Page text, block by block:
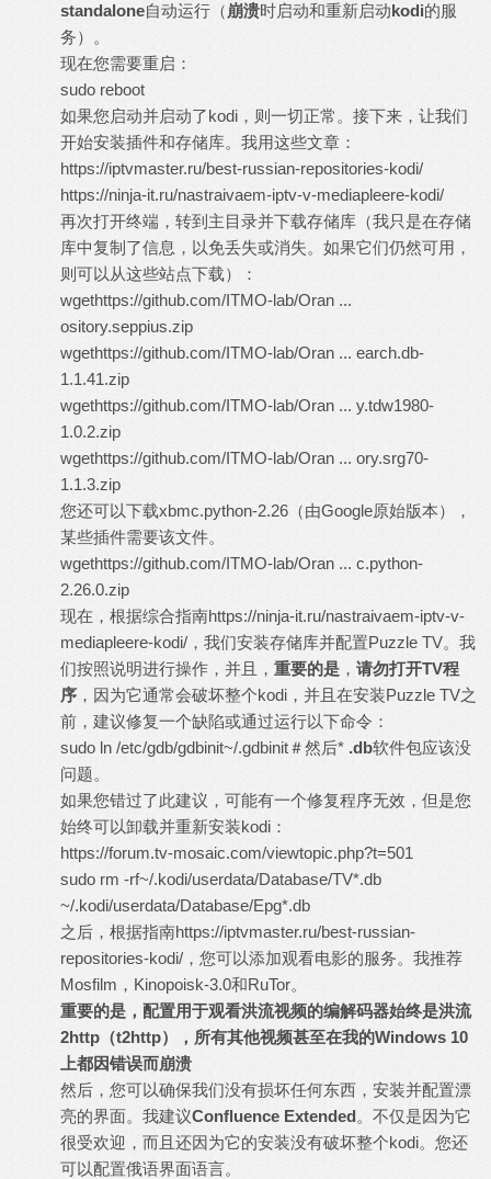
standalone自动运行（ 崩溃时启动和重新启动kodi的服
务）。
现在您需要重启：
sudo reboot
如果您启动并启动了kodi，则一切正常。接下来，让我们
开始安装插件和存储库。我用这些文章：
https://iptvmaster.ru/best-russian-repositories-kodi/
https://ninja-it.ru/nastraivaem-iptv-v-mediapleere-kodi/
再次打开终端，转到主目录并下载存储库（我只是在存储
库中复制了信息，以免丢失或消失。如果它们仍然可用，
则可以从这些站点下载）：
wgethttps://github.com/ITMO-lab/Oran ...
ository.seppius.zip
wgethttps://github.com/ITMO-lab/Oran ... earch.db-
1.1.41.zip
wgethttps://github.com/ITMO-lab/Oran ... y.tdw1980-
1.0.2.zip
wgethttps://github.com/ITMO-lab/Oran ... ory.srg70-
1.1.3.zip
您还可以下载xbmc.python-2.26（由Google原始版本），
某些插件需要该文件。
wgethttps://github.com/ITMO-lab/Oran ... c.python-
2.26.0.zip
现在，根据综合指南https://ninja-it.ru/nastraivaem-iptv-v-
mediapleere-kodi/，我们安装存储库并配置Puzzle TV。我
们按照说明进行操作，并且， 重要的是 ， 请勿打开TV程
序 ，因为它通常会破坏整个kodi，并且在安装Puzzle TV之
前，建议修复一个缺陷或通过运行以下命令：
sudo ln /etc/gdb/gdbinit~/.gdbinit＃然后* .db软件包应该没
问题。
如果您错过了此建议，可能有一个修复程序无效，但是您
始终可以卸载并重新安装kodi：
https://forum.tv-mosaic.com/viewtopic.php?t=501
sudo rm -rf~/.kodi/userdata/Database/TV*.db
~/.kodi/userdata/Database/Epg*.db
之后，根据指南https://iptvmaster.ru/best-russian-
repositories-kodi/， 您可以添加观看电影的服务。我推荐
Mosfilm，Kinopoisk-3.0和RuTor。
重要的是，配置用于观看洪流视频的编解码器始终是洪流
2http （t2http），所有其他视频甚至在我的Windows 10
上都因错误而崩溃
然后，您可以确保我们没有损坏任何东西，安装并配置漂
亮的界面。我建议Confluence Extended。不仅是因为它
很受欢迎，而且还因为它的安装没有破坏整个kodi。您还
可以配置俄语界面语言。